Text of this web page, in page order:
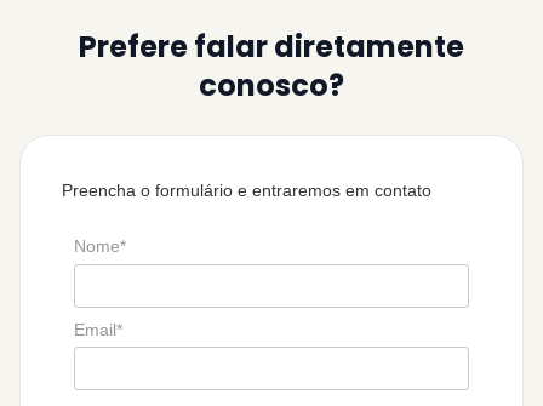
Prefere falar diretamente
conosco?
Preencha o formulário e entraremos em contato
Nome*
Email*